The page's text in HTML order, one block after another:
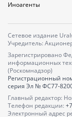
Иноагенты
Сетевое издание
Учредитель:
Зарегистрировано
информационных
(Роскомнадзор)
Регистрационный
серия Эл № ФС77-
Главный редактор:
Телефон редакции:
Электронный адрес